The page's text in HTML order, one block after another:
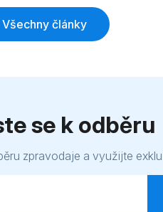
Všechny články
se k odběru
zpravodaje a využijte